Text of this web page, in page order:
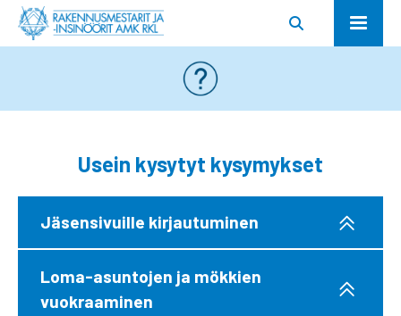
Usein kysytyt kysymykset
Jäsensivuille kirjautuminen
Loma-asuntojen ja mökkien
vuokraaminen